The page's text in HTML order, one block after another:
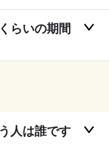
らいの期間
人は誰です